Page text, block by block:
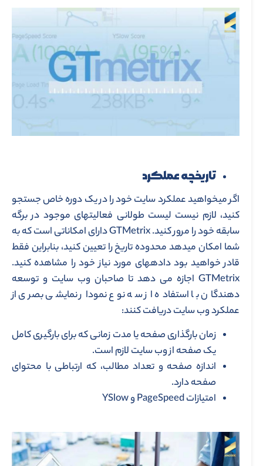
تاریخچه عملکرد
اگر می­خواهید عملکرد سایت خود را در یک دوره خاص جستجو
کنید، لازم نیست لیست طولانی فعالیت­های موجود در برگه
سابقه خود را مرور کنید. GTMetrix دارای امکاناتی است که به
شما امکان می­دهد محدوده تاریخ را تعیین کنید، بنابراین فقط
قادر خواهید بود داده­های مورد نیاز خود را مشاهده کنید.
GTMetrix اجازه می دهد تا صاحبان وب سایت و توسعه
دهندگان با استفاده از سه نوع نمودار نمایشی بصری از
عملکرد وب سایت دریافت کنند:
زمان بارگذاری صفحه یا مدت زمانی که برای بارگیری کامل
یک صفحه از وب سایت لازم است.
اندازه صفحه و تعداد مطالب، که ارتباطی با محتوای
صفحه دارد.
امتیازات PageSpeed و YSlow